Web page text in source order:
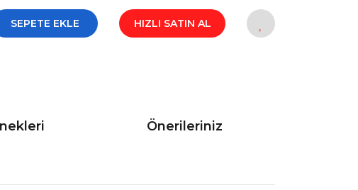
SEPETE EKLE HIZLI SATIN AL
Önerileriniz